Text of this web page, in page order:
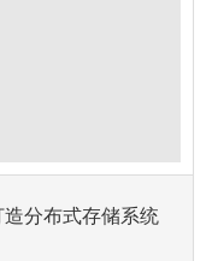
分布式存储系统